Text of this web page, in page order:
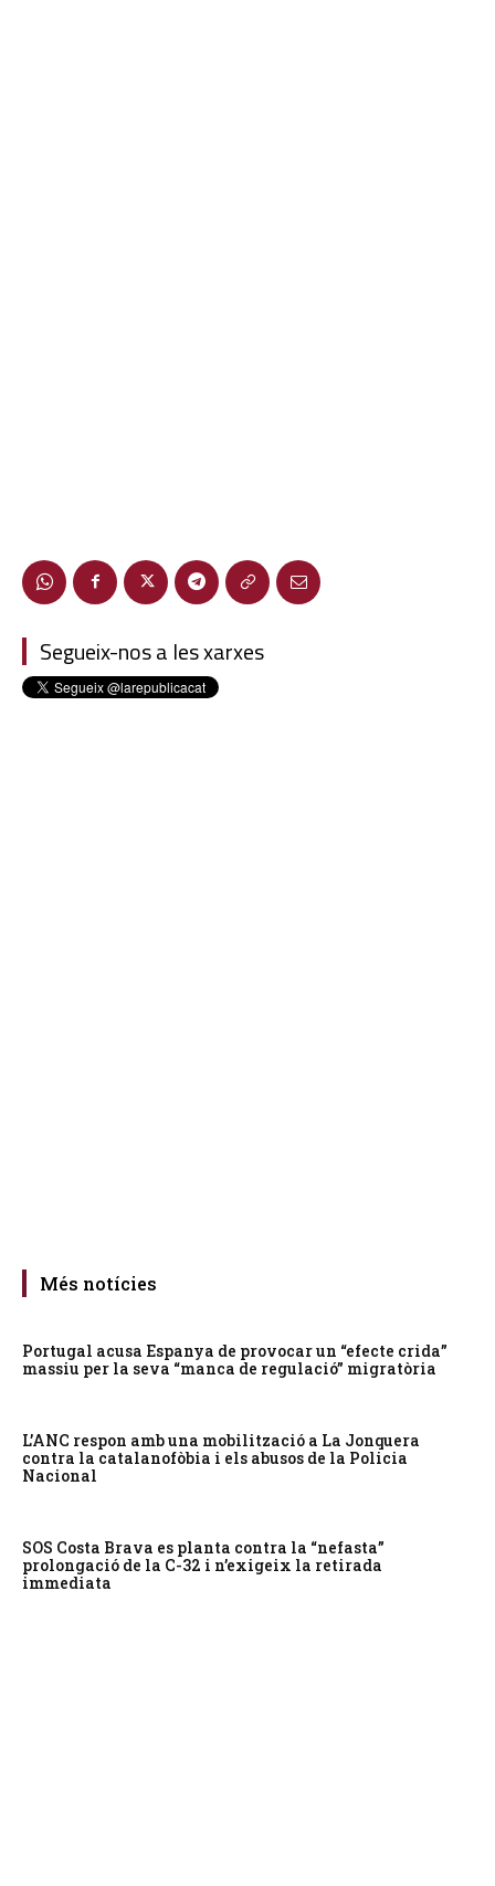
Segueix-nos a les xarxes
Més notícies
Portugal acusa Espanya de provocar un “efecte crida”
massiu per la seva “manca de regulació” migratòria
L’ANC respon amb una mobilització a La Jonquera
contra la catalanofòbia i els abusos de la Policia
Nacional
SOS Costa Brava es planta contra la “nefasta”
prolongació de la C-32 i n’exigeix la retirada
immediata